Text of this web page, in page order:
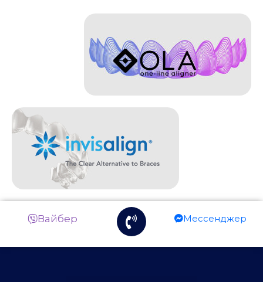
Вайбер Мессенджер